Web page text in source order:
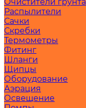
Распылители
Сачки
Скребки
Термометры
Фитинг
Шланги
Щипцы
Оборудование
Аэрация
Освещение